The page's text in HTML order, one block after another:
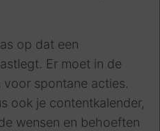
op dat een
Er moet in de
spontane acties.
ook je contentkalender,
wensen en behoeften